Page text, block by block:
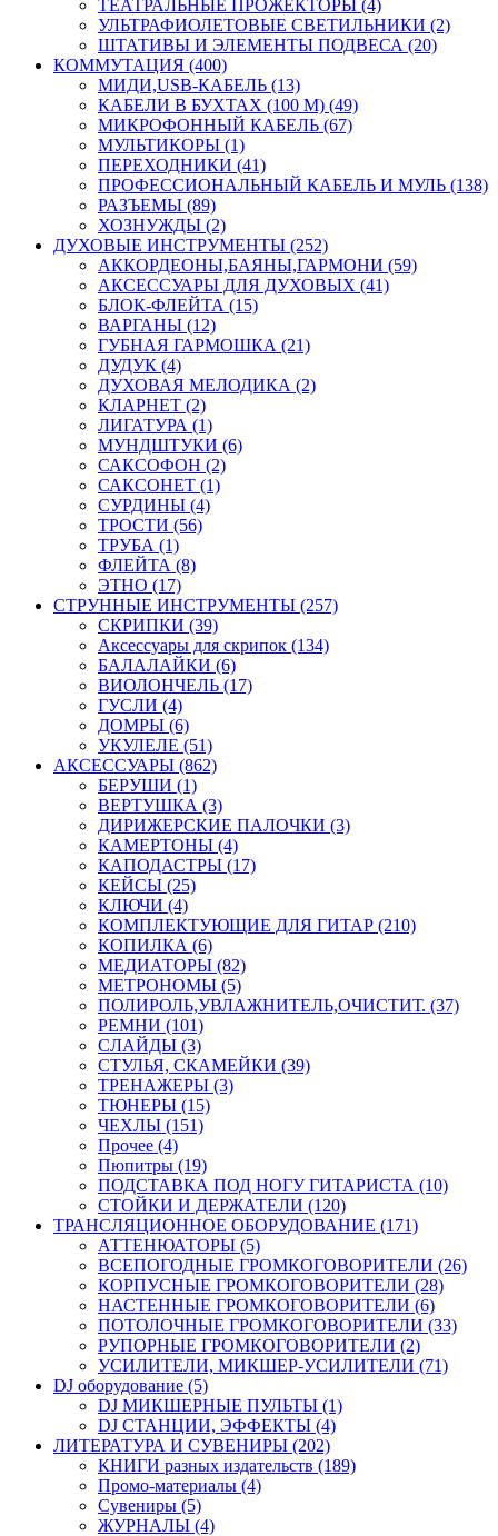
ТЕАТРАЛЬНЫЕ ПРОЖЕКТОРЫ (4)
УЛЬТРАФИОЛЕТОВЫЕ СВЕТИЛЬНИКИ (2)
ШТАТИВЫ И ЭЛЕМЕНТЫ ПОДВЕСА (20)
КОММУТАЦИЯ (400)
МИДИ,USB-КАБЕЛЬ (13)
КАБЕЛИ В БУХТАХ (100 М) (49)
МИКРОФОННЫЙ КАБЕЛЬ (67)
МУЛЬТИКОРЫ (1)
ПЕРЕХОДНИКИ (41)
ПРОФЕССИОНАЛЬНЫЙ КАБЕЛЬ И МУЛЬ (138)
РАЗЪЕМЫ (89)
ХОЗНУЖДЫ (2)
ДУХОВЫЕ ИНСТРУМЕНТЫ (252)
АККОРДЕОНЫ,БАЯНЫ,ГАРМОНИ (59)
АКСЕССУАРЫ ДЛЯ ДУХОВЫХ (41)
БЛОК-ФЛЕЙТА (15)
ВАРГАНЫ (12)
ГУБНАЯ ГАРМОШКА (21)
ДУДУК (4)
ДУХОВАЯ МЕЛОДИКА (2)
КЛАРНЕТ (2)
ЛИГАТУРА (1)
МУНДШТУКИ (6)
САКСОФОН (2)
САКСОНЕТ (1)
СУРДИНЫ (4)
ТРОСТИ (56)
ТРУБА (1)
ФЛЕЙТА (8)
ЭТНО (17)
СТРУННЫЕ ИНСТРУМЕНТЫ (257)
СКРИПКИ (39)
Аксессуары для скрипок (134)
БАЛАЛАЙКИ (6)
ВИОЛОНЧЕЛЬ (17)
ГУСЛИ (4)
ДОМРЫ (6)
УКУЛЕЛЕ (51)
АКСЕССУАРЫ (862)
БЕРУШИ (1)
ВЕРТУШКА (3)
ДИРИЖЕРСКИЕ ПАЛОЧКИ (3)
КАМЕРТОНЫ (4)
КАПОДАСТРЫ (17)
КЕЙСЫ (25)
КЛЮЧИ (4)
КОМПЛЕКТУЮЩИЕ ДЛЯ ГИТАР (210)
КОПИЛКА (6)
МЕДИАТОРЫ (82)
МЕТРОНОМЫ (5)
ПОЛИРОЛЬ,УВЛАЖНИТЕЛЬ,ОЧИСТИТ. (37)
РЕМНИ (101)
СЛАЙДЫ (3)
СТУЛЬЯ, СКАМЕЙКИ (39)
ТРЕНАЖЕРЫ (3)
ТЮНЕРЫ (15)
ЧЕХЛЫ (151)
Прочее (4)
Пюпитры (19)
ПОДСТАВКА ПОД НОГУ ГИТАРИСТА (10)
СТОЙКИ И ДЕРЖАТЕЛИ (120)
ТРАНСЛЯЦИОННОЕ ОБОРУДОВАНИЕ (171)
АТТЕНЮАТОРЫ (5)
ВСЕПОГОДНЫЕ ГРОМКОГОВОРИТЕЛИ (26)
КОРПУСНЫЕ ГРОМКОГОВОРИТЕЛИ (28)
НАСТЕННЫЕ ГРОМКОГОВОРИТЕЛИ (6)
ПОТОЛОЧНЫЕ ГРОМКОГОВОРИТЕЛИ (33)
РУПОРНЫЕ ГРОМКОГОВОРИТЕЛИ (2)
УСИЛИТЕЛИ, МИКШЕР-УСИЛИТЕЛИ (71)
DJ оборудование (5)
DJ МИКШЕРНЫЕ ПУЛЬТЫ (1)
DJ СТАНЦИИ, ЭФФЕКТЫ (4)
ЛИТЕРАТУРА И СУВЕНИРЫ (202)
КНИГИ разных издательств (189)
Промо-материалы (4)
Сувениры (5)
ЖУРНАЛЫ (4)